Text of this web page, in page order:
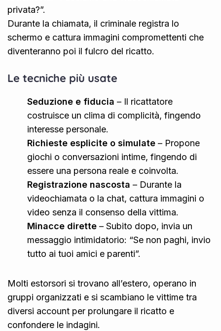
privata?”.
Durante la chiamata, il criminale registra lo
schermo e cattura immagini compromettenti che
diventeranno poi il fulcro del ricatto.
Le tecniche più usate
Seduzione e fiducia – Il ricattatore
costruisce un clima di complicità, fingendo
interesse personale.
Richieste esplicite o simulate – Propone
giochi o conversazioni intime, fingendo di
essere una persona reale e coinvolta.
Registrazione nascosta – Durante la
videochiamata o la chat, cattura immagini o
video senza il consenso della vittima.
Minacce dirette – Subito dopo, invia un
messaggio intimidatorio: “Se non paghi, invio
tutto ai tuoi amici e parenti”.
Molti estorsori si trovano all’estero, operano in
gruppi organizzati e si scambiano le vittime tra
diversi account per prolungare il ricatto e
confondere le indagini.